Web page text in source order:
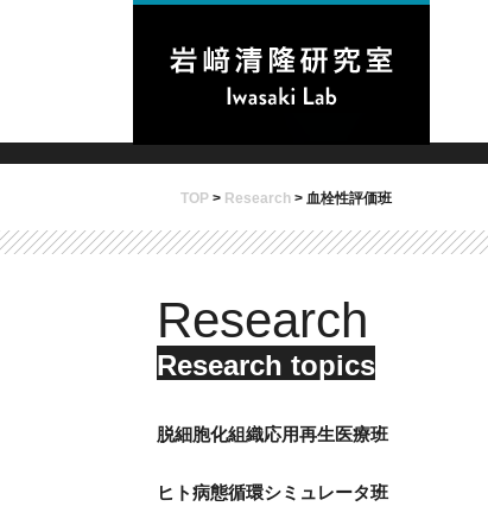
TOP > Research > 血栓性評価班
Research
Research topics
脱細胞化組織応用再生医療班
ヒト病態循環シミュレータ班